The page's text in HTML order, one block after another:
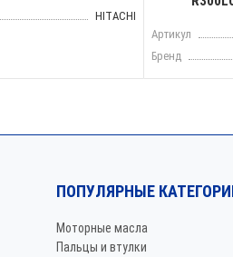
HITACHI
Артикул
Бренд
ПОПУЛЯРНЫЕ
Моторные масла
Пальцы и втулки